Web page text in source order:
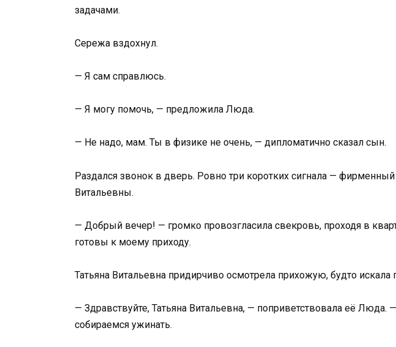
задачами.
Сережа вздохнул.
— Я сам справлюсь.
— Я могу помочь, — предложила Люда.
— Не надо, мам. Ты в физике не очень, — дипломатично сказал сын.
Раздался звонок в дверь. Ровно три коротких сигнала —
Витальевны.
— Добрый вечер! — громко провозгласила свекровь, проходя в
готовы к моему приходу.
Татьяна Витальевна придирчиво осмотрела прихожую, будто искала
— Здравствуйте, Татьяна Витальевна, — поприветствовала её Люда.
собираемся ужинать.